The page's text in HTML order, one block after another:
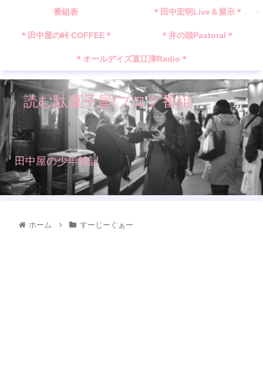
読む駄菓子屋/ブログ番組
田中屋の少年雑記
番組表 ＊田中宏明Live＆展示＊
＊田中屋の峠 COFFEE＊ ＊井の頭Pastoral＊
＊オールデイズ直江津Radio＊
ホーム すーじーぐぁー